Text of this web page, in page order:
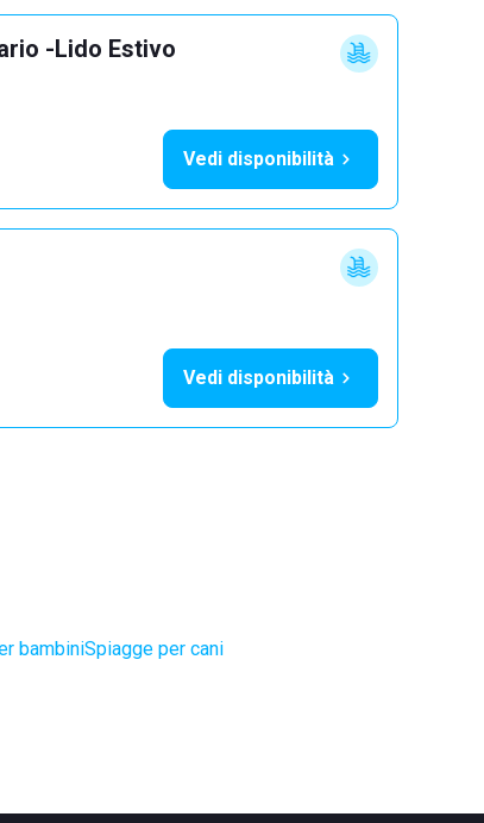
-Lido Estivo
Vedi disponibilità
Vedi disponibilità
bambiniSpiagge per cani